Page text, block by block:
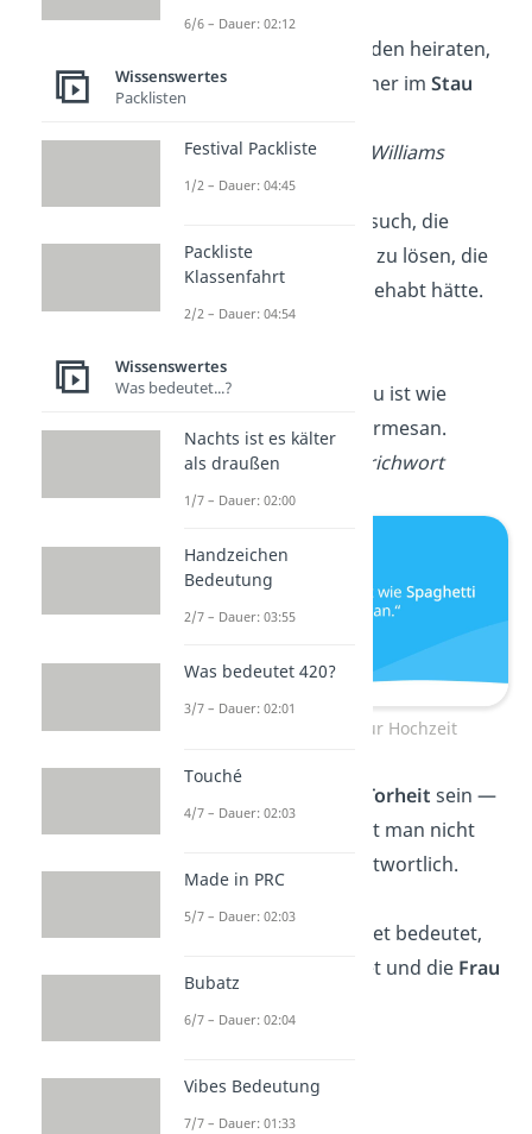
Man sollte niemanden heiraten,
den man nicht vorher imStau
— Monier Monier-Williams
Die Ehe ist der Versuch, die
Probleme
zu zweit zu lösen, die
man alleine nicht gehabt hätte.
— Woody Allen
Ein Mann ohne Frau ist wie
Spaghetti ohne Parmesan.
— Italienisches Sprichwort
Lustige Sprüche zur Hochzeit
Torheit sein —
aber wenigstens ist man nicht
alleine dafür verantwortlich.
Glücklich verheiratet bedeutet,
einer ist verheiratet und die Frau
6/6 – Dauer: 02:12
Wissenswertes
Packlisten
Festival Packliste
1/2 – Dauer: 04:45
Packliste
Klassenfahrt
2/2 – Dauer: 04:54
Wissenswertes
Was bedeutet...?
Nachts ist es kälter
als draußen
1/7 – Dauer: 02:00
Handzeichen
Bedeutung
2/7 – Dauer: 03:55
Was bedeutet 420?
3/7 – Dauer: 02:01
Touché
4/7 – Dauer: 02:03
Made in PRC
5/7 – Dauer: 02:03
Bubatz
6/7 – Dauer: 02:04
Vibes Bedeutung
7/7 – Dauer: 01:33